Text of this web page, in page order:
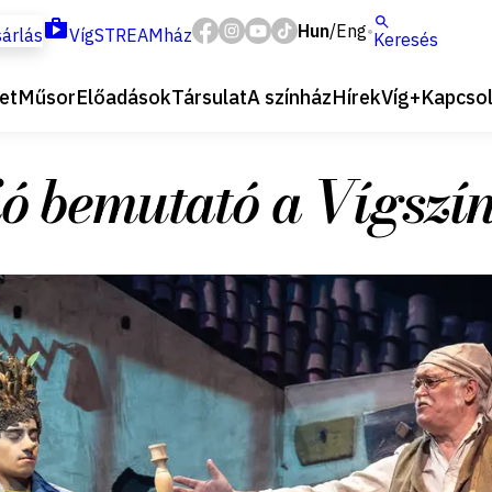
VígSTREAMház Hun/Eng Keresés
MűsorElőadásokTársulatA színházHírekVíg+
bemutató a
2023. december 7.